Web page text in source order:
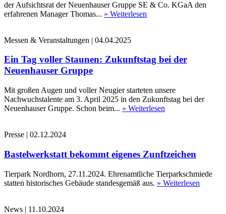
der Aufsichtsrat der Neuenhauser Gruppe SE & Co. KGaA den
erfahrenen Manager Thomas... » Weiterlesen
Messen & Veranstaltungen | 04.04.2025
Ein Tag voller Staunen: Zukunftstag bei der
Neuenhauser Gruppe
Mit großen Augen und voller Neugier starteten unsere
Nachwuchstalente am 3. April 2025 in den Zukunftstag bei der
Neuenhauser Gruppe. Schon beim... » Weiterlesen
Presse | 02.12.2024
Bastelwerkstatt bekommt eigenes Zunftzeichen
Tierpark Nordhorn, 27.11.2024. Ehrenamtliche Tierparkschmiede
statten historisches Gebäude standesgemäß aus. » Weiterlesen
News | 11.10.2024